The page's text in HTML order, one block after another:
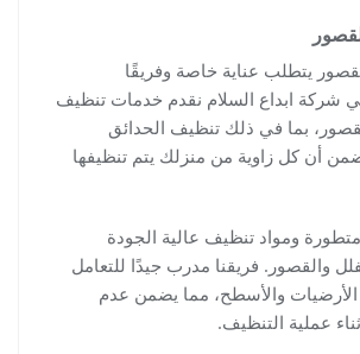
يتطلب عناية خاصة وفريقًا
ابداع السلام نقدم خدمات تنظيف
بما في ذلك تنظيف الحدائق
أن كل زاوية من منزلك يتم تنظيفها
ومواد تنظيف عالية الجودة
والقصور. فريقنا مدرب جيدًا للتعامل
والأسطح، مما يضمن عدم
عملية التنظيف.